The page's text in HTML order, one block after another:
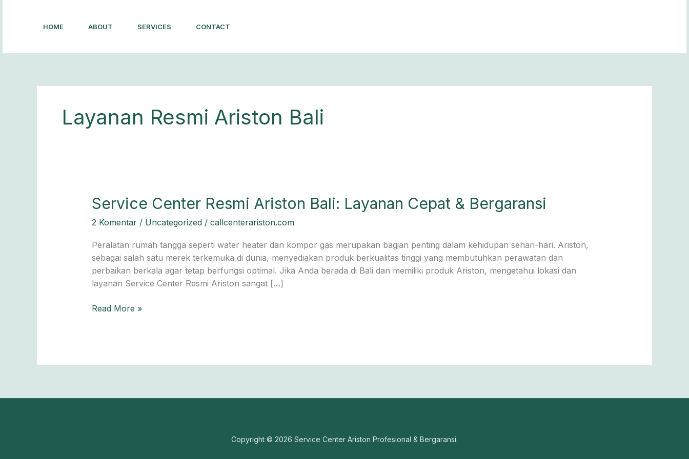
HOME ABOUT SERVICES CONTACT
Layanan Resmi Ariston Bali
Service Center Resmi Ariston Bali: Layanan Cepat & Bergaransi
2 Komentar / Uncategorized/ callcenterariston.com
Peralatan rumah tangga seperti water heater dan kompor gas merupakan bagian penting dalam kehidupan sehari-hari. Ariston,
sebagai salah satu merek terkemuka di dunia, menyediakan produk berkualitas tinggi yang membutuhkan perawatan dan
perbaikan berkala agar tetap berfungsi optimal. Jika Anda berada di Bali dan memiliki produk Ariston, mengetahui lokasi dan
layanan Service Center Resmi Ariston sangat […]
Service
Center
Resmi
Bali:
Layanan
Cepat
&
Read More »
Copyright © 2026 Service Center Ariston Profesional & Bergaransi.